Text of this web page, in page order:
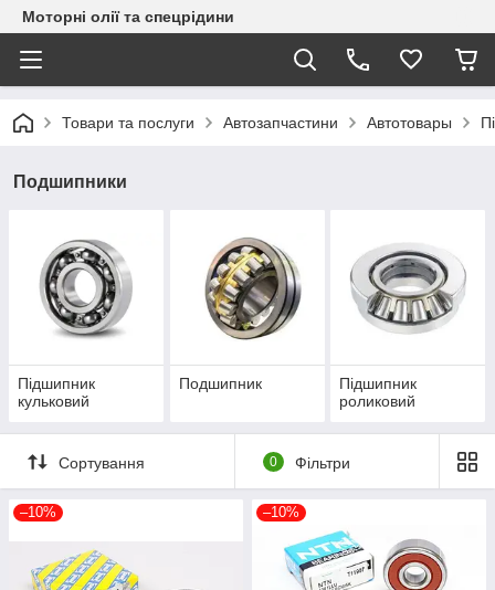
Моторні олії та спецрідини
Товари та послуги Автозапчастини Автотовары
Подшипники
Підшипник
кульковий
Подшипник
Підшипник
роликовий
Сортування 0 Фільтри
–10% –10%